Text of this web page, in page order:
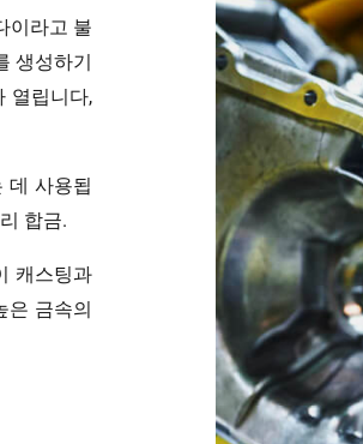
이라고 불
생성하기
열립니다,
데 사용됩
합금.
캐스팅과
은 금속의